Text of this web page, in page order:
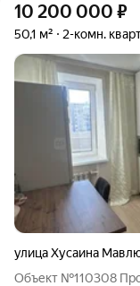
10 200 000 ₽
50,1 м² 2-комн.
улица Хусаина
Объект №110308